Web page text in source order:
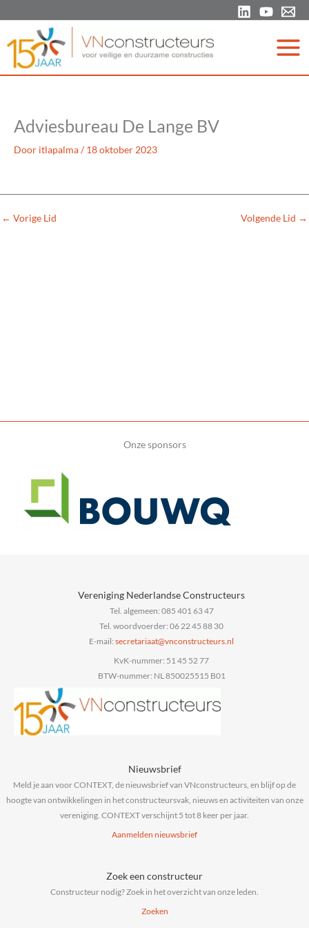
de
inhoud
Adviesbureau De Lange BV
Door itlapalma/18 oktober 2023
← Vorige Lid Volgende Lid →
Onze sponsors
Vereniging Nederlandse Constructeurs
Tel. algemeen: 085 401 63 47
Tel. woordvoerder: 06 22 45 88 30
E-mail:
ln.sruetcurtsnocnv
@taairaterces
KvK-nummer: 51 45 52 77
BTW-nummer: NL 850025515 B01
Nieuwsbrief
Meld je aan voor CONTEXT, de nieuwsbrief van VNconstructeurs, en blijf op de
hoogte van ontwikkelingen in het constructeursvak, nieuws en activiteiten van onze
vereniging. CONTEXT verschijnt 5 tot 8 keer per jaar.
Aanmelden nieuwsbrief
Zoek een constructeur
Constructeur nodig? Zoek in het overzicht van onze leden.
Zoeken